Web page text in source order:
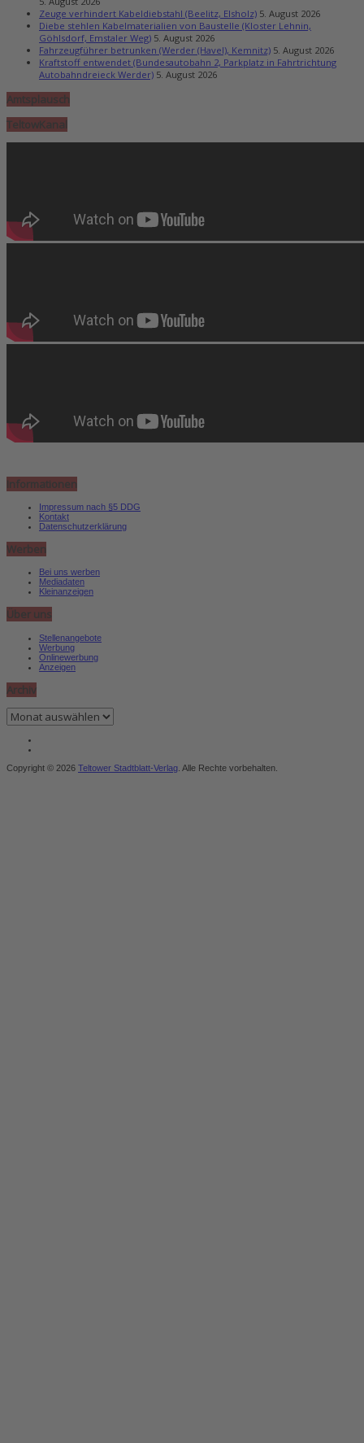
Zeuge verhindert Kabeldiebstahl (Beelitz, Elsholz) 5. August 2026
Diebe stehlen Kabelmaterialien von Baustelle (Kloster Lehnin,
Göhlsdorf, Emstaler Weg) 5. August 2026
Fahrzeugführer betrunken (Werder (Havel), Kemnitz) 5. August 2026
Kraftstoff entwendet (Bundesautobahn 2, Parkplatz in Fahrtrichtung
Autobahndreieck Werder) 5. August 2026
Amtsplausch
TeltowKanal
Informationen
Impressum nach §5 DDG
Kontakt
Datenschutzerklärung
Werben
Bei uns werben
Mediadaten
Kleinanzeigen
Über uns
Stellenangebote
Werbung
Onlinewerbung
Anzeigen
Archiv
Archiv
Copyright © 2026 Teltower Stadtblatt-Verlag . Alle Rechte vorbehalten.